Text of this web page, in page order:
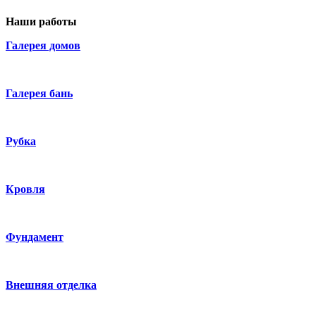
Наши работы
Галерея домов
Галерея бань
Рубка
Кровля
Фундамент
Внешняя отделка